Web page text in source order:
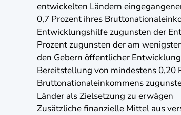
entwickelten Ländern
0,7 Prozent ihres
Entwicklungshilfe zugunsten der
Prozent zugunsten der am
den Gebern öffentlicher
Bereitstellung von mindestens 0,20
Bruttonationaleinkommens
Länder als Zielsetzung zu erwägen
Zusätzliche finanzielle Mittel aus